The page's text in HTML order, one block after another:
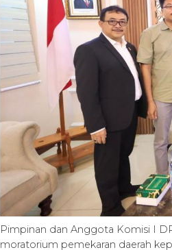
Pimpinan dan Anggota Komisi I
moratorium pemekaran daerah